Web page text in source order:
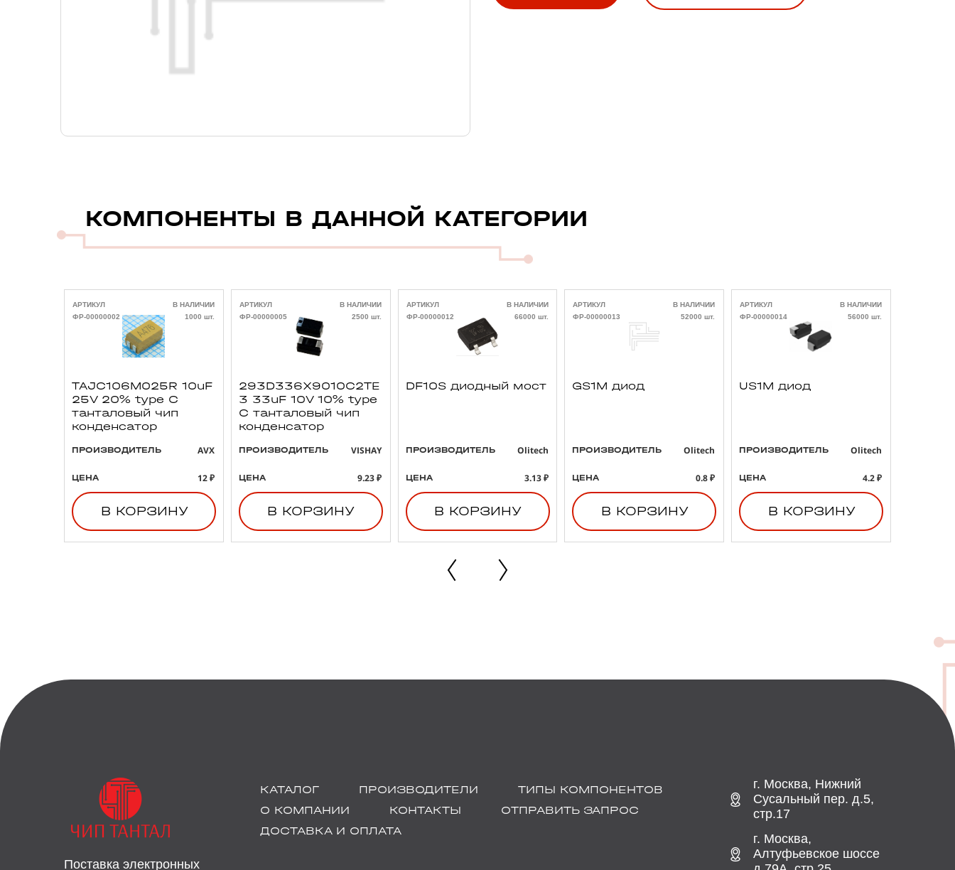
КОМПОНЕНТЫ В ДАННОЙ КАТЕГОРИИ
АРТИКУЛ
ФР-00000002
В НАЛИЧИИ
1000 шт.
TAJC106M025R 10uF
25V 20% type C
танталовый чип
конденсатор
ПРОИЗВОДИТЕЛЬ AVX
ЦЕНА 12 ₽
В КОРЗИНУ
АРТИКУЛ
ФР-00000005
В НАЛИЧИИ
2500 шт.
293D336X9010C2TE
3 33uF 10V 10% type
C танталовый чип
конденсатор
ПРОИЗВОДИТЕЛЬ VISHAY
ЦЕНА 9.23 ₽
В КОРЗИНУ
АРТИКУЛ
ФР-00000012
В НАЛИЧИИ
66000 шт.
DF10S диодный мост
ПРОИЗВОДИТЕЛЬ Olitech
ЦЕНА 3.13 ₽
В КОРЗИНУ
АРТИКУЛ
ФР-00000013
В НАЛИЧИИ
52000 шт.
GS1M диод
ПРОИЗВОДИТЕЛЬ Olitech
ЦЕНА 0.8 ₽
В КОРЗИНУ
АРТИКУЛ
ФР-00000014
В НАЛИЧИИ
56000 шт.
US1M диод
ПРОИЗВОДИТЕЛЬ Olitech
ЦЕНА 4.2 ₽
В КОРЗИНУ
Поставка электронных
КАТАЛОГ ПРОИЗВОДИТЕЛИ
ТИПЫ КОМПОНЕНТОВ
О КОМПАНИИ
КОНТАКТЫ
ОТПРАВИТЬ ЗАПРОС
ДОСТАВКА И ОПЛАТА
г. Москва, Нижний
Сусальный пер. д.5,
стр.17
г. Москва,
Алтуфьевское шоссе